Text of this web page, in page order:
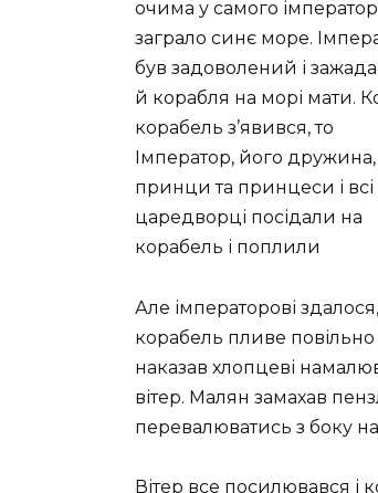
очима у самого
заграло синє море.
був задоволений і
й корабля на морі мати.
корабель з’явився, то
Імператор, його дружина,
принци та принцеси і всі
царедворці посідали на
корабель і поплили
Але імператорові
корабель пливе повільно
наказав хлопцеві
вітер. Малян замахав
перевалюватись з боку на
Вітер все посилювався і